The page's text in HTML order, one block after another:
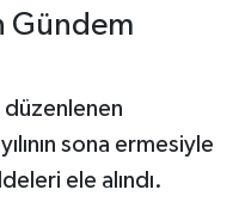
Gündem
düzenlenen
sona ermesiyle
ele alındı.